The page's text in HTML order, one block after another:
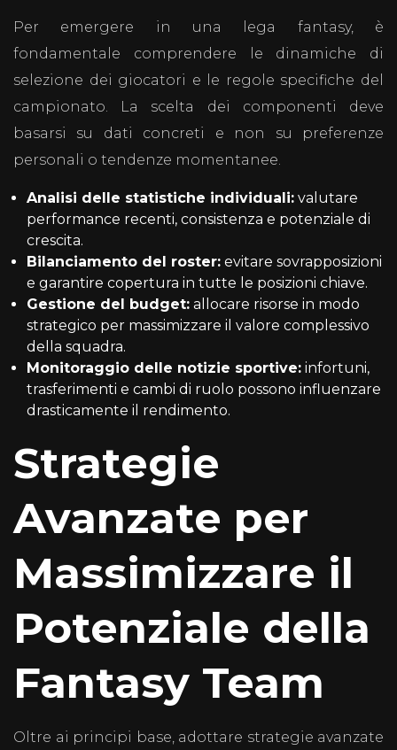
Per emergere in una lega fantasy, è
fondamentale comprendere le dinamiche di
selezione dei giocatori e le regole specifiche del
campionato. La scelta dei componenti deve
basarsi su dati concreti e non su preferenze
personali o tendenze momentanee.
Analisi delle statistiche individuali: valutare
performance recenti, consistenza e potenziale di
crescita.
Bilanciamento del roster: evitare sovrapposizioni
e garantire copertura in tutte le posizioni chiave.
Gestione del budget: allocare risorse in modo
strategico per massimizzare il valore complessivo
della squadra.
Monitoraggio delle notizie sportive: infortuni,
trasferimenti e cambi di ruolo possono influenzare
drasticamente il rendimento.
Strategie
Avanzate per
Massimizzare il
Potenziale della
Fantasy Team
Oltre ai principi base, adottare strategie avanzate